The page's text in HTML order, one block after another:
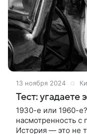
13 ноября 2024
Тест: угадаете
1930-е или 1960-
насмотренность
История — это не